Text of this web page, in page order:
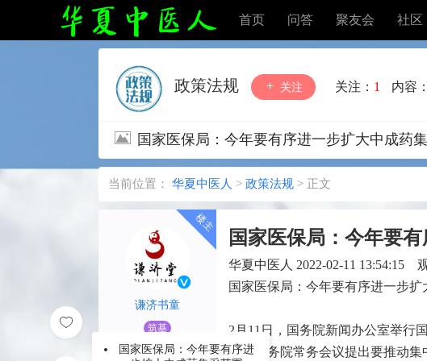
首页 问答 聚友会 社区
政策法规 关注 关注： 1 内容：
国家医保局：今年要有序进一步扩大中成药
当前位置： 华夏中医人 > 政策法规 > 正文
国家医保局：今年要有序进
谦济书童
筑基
国家医保局：今年要
华夏中医人 2022-02-11 13:54:15
国家医保局：今年要有序进一步扩
2月11日，国务院新闻办公室举行
问，国务院常务会议提出要推动